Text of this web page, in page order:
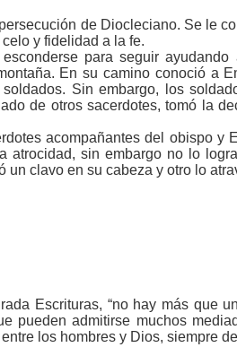
de Diocleciano. Se le
y fidelidad a la fe.
para seguir
En su camino conoció a
Sin embargo, los
de otros sacerdotes, tomó la
acompañantes del obispo y
sin embargo no lo
clavo en su cabeza y otro lo
Escrituras, “no hay más que
pueden admitirse muchos
los hombres y Dios, siempre